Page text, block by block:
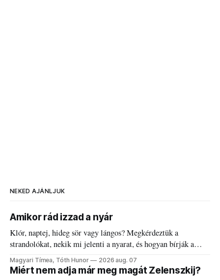
NEKED AJÁNLJUK
Amikor rád izzad a nyár
Klór, naptej, hideg sör vagy lángos? Megkérdeztük a
strandolókat, nekik mi jelenti a nyarat, és hogyan bírják a
kánikulát.
Magyari Tímea, Tóth Hunor 2026 aug. 07
Miért nem adja már meg magát Zelenszkij?